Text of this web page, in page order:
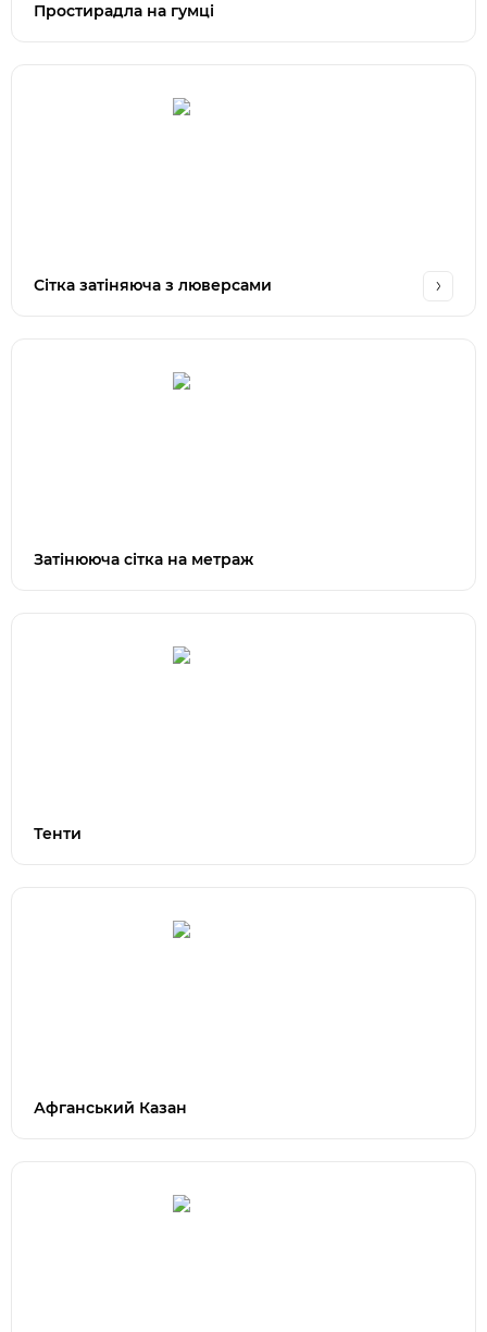
Простирадла на гумці
Сітка затіняюча з люверсами
Затінююча сітка на метраж
Тенти
Афганський Казан